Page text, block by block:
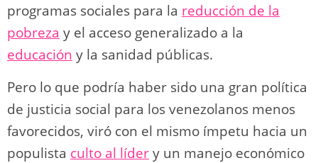
programas sociales para la reducción de la
pobreza y el acceso generalizado a la
educación y la sanidad públicas.
Pero lo que podría haber sido una gran política
de justicia social para los venezolanos menos
favorecidos, viró con el mismo ímpetu hacia un
populista culto al lídery un manejo económico